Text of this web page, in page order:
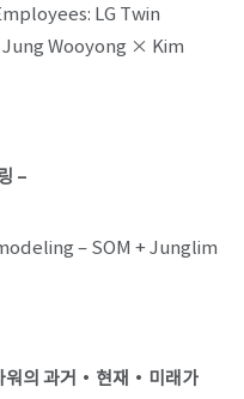
LG Twin
Wooyong × Kim
–
– SOM + Junglim
워의 과거・현재・미래가